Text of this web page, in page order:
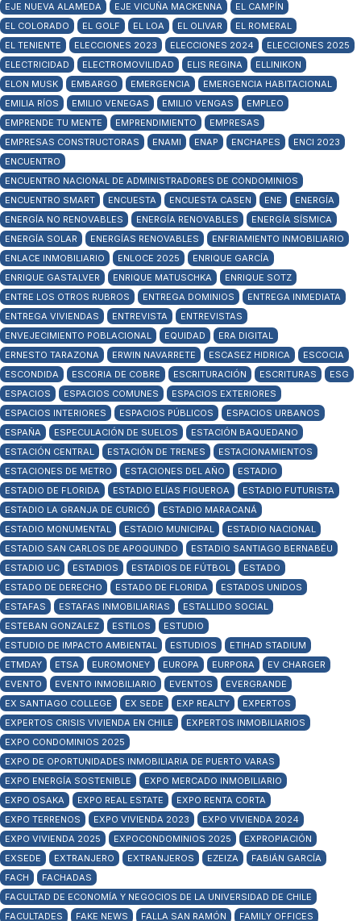
EJE NUEVA ALAMEDA
EJE VICUÑA MACKENNA
EL CAMPÍN
EL COLORADO
EL GOLF EL LOA EL OLIVAR
EL ROMERAL
EL TENIENTE
ELECCIONES 2023 ELECCIONES 2024
ELECCIONES 2025
ELECTRICIDAD
ELECTROMOVILIDAD ELIS REGINA
ELLINIKON
ELON MUSK
EMBARGO EMERGENCIA
EMERGENCIA HABITACIONAL
EMILIA RÍOS
EMILIO VENEGAS EMILIO VENGAS
EMPLEO
EMPRENDE TU MENTE
EMPRENDIMIENTO
EMPRESAS
EMPRESAS CONSTRUCTORAS
ENAMI ENAP ENCHAPES
ENCI 2023
ENCUENTRO
ENCUENTRO NACIONAL DE ADMINISTRADORES DE CONDOMINIOS
ENCUENTRO SMART
ENCUESTA ENCUESTA CASEN ENE
ENERGÍA
ENERGÍA NO RENOVABLES
ENERGÍA RENOVABLES
ENERGÍA SÍSMICA
ENERGÍA SOLAR
ENERGÍAS RENOVABLES
ENFRIAMIENTO INMOBILIARIO
ENLACE INMOBILIARIO
ENLOCE 2025
ENRIQUE GARCÍA
ENRIQUE GASTALVER
ENRIQUE MATUSCHKA
ENRIQUE SOTZ
ENTRE LOS OTROS RUBROS
ENTREGA DOMINIOS
ENTREGA INMEDIATA
ENTREGA VIVIENDAS
ENTREVISTA
ENTREVISTAS
ENVEJECIMIENTO POBLACIONAL
EQUIDAD
ERA DIGITAL
ERNESTO TARAZONA
ERWIN NAVARRETE ESCASEZ HIDRICA
ESCOCIA
ESCONDIDA
ESCORIA DE COBRE ESCRITURACIÓN ESCRITURAS
ESG
ESPACIOS
ESPACIOS COMUNES
ESPACIOS EXTERIORES
ESPACIOS INTERIORES
ESPACIOS PÚBLICOS
ESPACIOS URBANOS
ESPAÑA
ESPECULACIÓN DE SUELOS
ESTACIÓN BAQUEDANO
ESTACIÓN CENTRAL
ESTACIÓN DE TRENES
ESTACIONAMIENTOS
ESTACIONES DE METRO
ESTACIONES DEL AÑO
ESTADIO
ESTADIO DE FLORIDA
ESTADIO ELÍAS FIGUEROA
ESTADIO FUTURISTA
ESTADIO LA GRANJA DE CURICÓ
ESTADIO MARACANÁ
ESTADIO MONUMENTAL
ESTADIO MUNICIPAL
ESTADIO NACIONAL
ESTADIO SAN CARLOS DE APOQUINDO
ESTADIO SANTIAGO BERNABÉU
ESTADIO UC
ESTADIOS ESTADIOS DE FÚTBOL
ESTADO
ESTADO DE DERECHO
ESTADO DE FLORIDA
ESTADOS UNIDOS
ESTAFAS
ESTAFAS INMOBILIARIAS
ESTALLIDO SOCIAL
ESTEBAN GONZALEZ
ESTILOS
ESTUDIO
ESTUDIO DE IMPACTO AMBIENTAL
ESTUDIOS
ETIHAD STADIUM
ETMDAY
ETSA EUROMONEY EUROPA EURPORA
EV CHARGER
EVENTO
EVENTO INMOBILIARIO EVENTOS
EVERGRANDE
EX SANTIAGO COLLEGE
EX SEDE EXP REALTY
EXPERTOS
EXPERTOS CRISIS VIVIENDA EN CHILE
EXPERTOS INMOBILIARIOS
EXPO CONDOMINIOS 2025
EXPO DE OPORTUNIDADES INMOBILIARIA DE PUERTO VARAS
EXPO ENERGÍA SOSTENIBLE
EXPO MERCADO INMOBILIARIO
EXPO OSAKA
EXPO REAL ESTATE
EXPO RENTA CORTA
EXPO TERRENOS
EXPO VIVIENDA 2023
EXPO VIVIENDA 2024
EXPO VIVIENDA 2025
EXPOCONDOMINIOS 2025
EXPROPIACIÓN
EXSEDE
EXTRANJERO EXTRANJEROS EZEIZA
FABIÁN GARCÍA
FACH
FACHADAS
FACULTAD DE ECONOMÍA Y NEGOCIOS DE LA UNIVERSIDAD DE CHILE
FACULTADES
FAKE NEWS FALLA SAN RAMÓN FAMILY OFFICES